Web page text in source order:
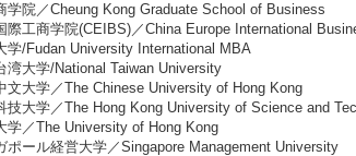
学院／Cheung Kong Graduate School of Business
際工商学院(CEIBS)／China Europe International
学/Fudan University International MBA
湾大学/National Taiwan University
文大学／The Chinese University of Hong Kong
技大学／The Hong Kong University of Science and
学／The University of Hong Kong
ポール経営大学／Singapore Management University